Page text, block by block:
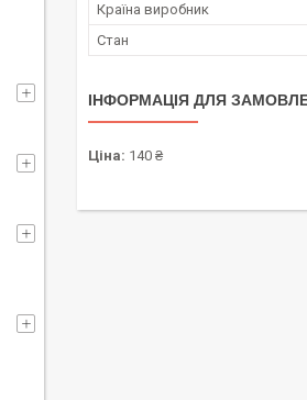
Країна виробник
Стан
ІНФОРМАЦІЯ ДЛЯ
Ціна: 140 ₴